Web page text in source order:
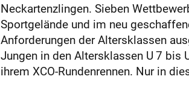
Neckartenzlingen. Sieben
Sportgelände und im neu
Anforderungen der Altersklassen
Jungen in den Altersklassen U 7 bis
ihrem XCO-Rundenrennen. Nur in